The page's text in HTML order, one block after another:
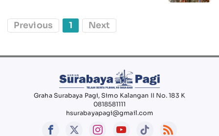
Previous 1 Next
Graha Surabaya Pagi, Simo Kalangan II No. 183 K
0818581111
hsurabayapagi@gmail.com